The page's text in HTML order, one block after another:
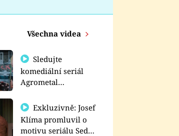
Všechna videa
Sledujte
komediální seriál
Agrometal
prima+
Exkluzivně: Josef
Klíma promluvil o
motivu seriálu Sedm